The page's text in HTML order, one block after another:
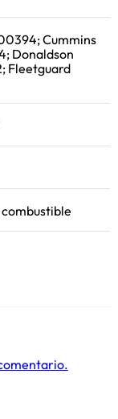
Cummins
Donaldson
Fleetguard